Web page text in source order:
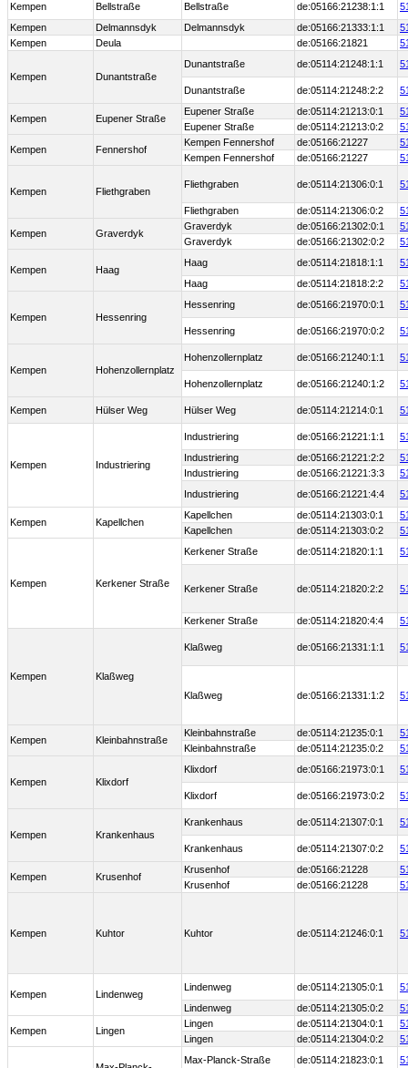
Kempen Bellstraße Bellstraße de:05166:21238:1:1
Kempen
Delmannsdyk Delmannsdyk de:05166:21333:1:1
Kempen
Deula de:05166:21821
Kempen Dunantstraße
Dunantstraße de:05114:21248:1:1
Dunantstraße de:05114:21248:2:2
Kempen Eupener Straße
Eupener Straße de:05114:21213:0:1
Eupener Straße
de:05114:21213:0:2
Kempen Fennershof
Kempen Fennershof de:05166:21227
Kempen Fennershof
de:05166:21227
Kempen Fliethgraben
Fliethgraben de:05114:21306:0:1
Fliethgraben de:05114:21306:0:2
Kempen Graverdyk
Graverdyk de:05166:21302:0:1
Graverdyk
de:05166:21302:0:2
Kempen Haag
Haag de:05114:21818:1:1
Haag
de:05114:21818:2:2
Kempen Hessenring
Hessenring de:05166:21970:0:1
Hessenring de:05166:21970:0:2
Kempen Hohenzollernplatz
Hohenzollernplatz de:05166:21240:1:1
Hohenzollernplatz de:05166:21240:1:2
Kempen Hülser Weg Hülser Weg de:05114:21214:0:1
Kempen Industriering
Industriering de:05166:21221:1:1
Industriering
de:05166:21221:2:2
Industriering
de:05166:21221:3:3
Industriering
de:05166:21221:4:4
Kempen Kapellchen
Kapellchen de:05114:21303:0:1
Kapellchen
de:05114:21303:0:2
Kempen Kerkener Straße
Kerkener Straße de:05114:21820:1:1
Kerkener Straße de:05114:21820:2:2
Kerkener Straße de:05114:21820:4:4
Kempen Klaßweg
Klaßweg de:05166:21331:1:1
Klaßweg de:05166:21331:1:2
Kempen Kleinbahnstraße
Kleinbahnstraße de:05114:21235:0:1
Kleinbahnstraße
de:05114:21235:0:2
Kempen Klixdorf
Klixdorf de:05166:21973:0:1
Klixdorf de:05166:21973:0:2
Kempen Krankenhaus
Krankenhaus de:05114:21307:0:1
Krankenhaus de:05114:21307:0:2
Kempen Krusenhof
Krusenhof de:05166:21228
Krusenhof
de:05166:21228
Kempen Kuhtor Kuhtor de:05114:21246:0:1
Kempen Lindenweg
Lindenweg de:05114:21305:0:1
Lindenweg
de:05114:21305:0:2
Kempen Lingen
Lingen de:05114:21304:0:1
Lingen
de:05114:21304:0:2
Max-Planck-Straße de:05114:21823:0:1